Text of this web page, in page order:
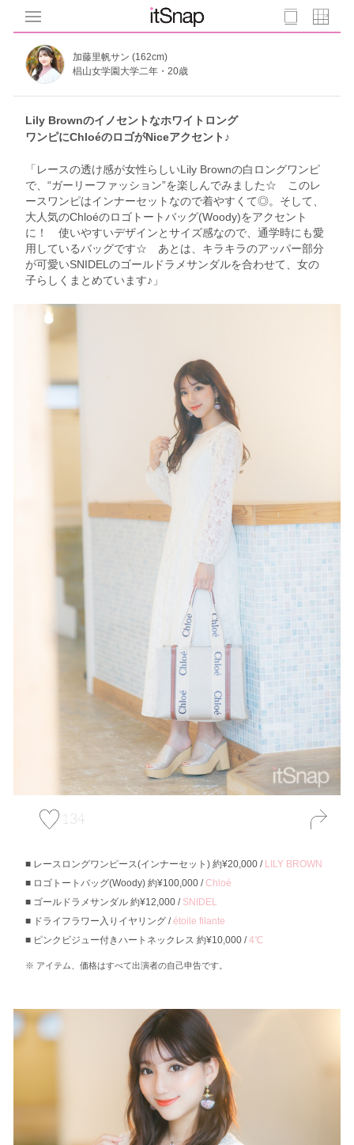
加藤里帆サン (162cm)
椙山女学園大学二年・20歳
Lily Brownのイノセントなホワイトロング
ワンピにChloéのロゴがNiceアクセント♪
「レースの透け感が女性らしいLily Brownの白ロングワンピ
で、“ガーリーファッション”を楽しんでみました☆ このレ
ースワンピはインナーセットなので着やすくて◎。そして、
大人気のChloéのロゴトートバッグ(Woody)をアクセント
に！ 使いやすいデザインとサイズ感なので、通学時にも愛
用しているバッグです☆ あとは、キラキラのアッパー部分
が可愛いSNIDELのゴールドラメサンダルを合わせて、女の
子らしくまとめています♪」
134
レースロングワンピース(インナーセット) 約¥20,000 / LILY BROWN
ロゴトートバッグ(Woody) 約¥100,000 /Chloé
ゴールドラメサンダル 約¥12,000 / SNIDEL
ドライフラワー入りイヤリング /étoile filante
ピンクビジュー付きハートネックレス 約¥10,000 /4℃
アイテム、価格はすべて出演者の自己申告です。